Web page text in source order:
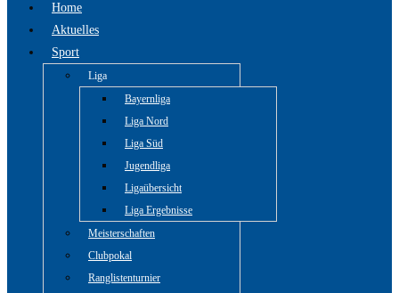
Home
Aktuelles
Sport
Liga
Bayernliga
Liga Nord
Liga Süd
Jugendliga
Ligaübersicht
Liga Ergebnisse
Meisterschaften
Clubpokal
Ranglistenturnier